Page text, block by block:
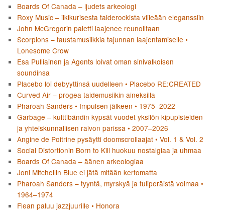
Boards Of Canada – ljudets arkeologi
Roxy Music – ilkikurisesta taiderockista viileään eleganssiin
John McGregorin paletti laajenee reunoiltaan
Scorpions – taustamusiikkia tajunnan laajentamiselle •
Lonesome Crow
Esa Pulliainen ja Agents loivat oman sinivalkoisen
soundinsa
Placebo loi debyyttinsä uudelleen • Placebo RE:CREATED
Curved Air – progea taidemusiikin aineksilla
Pharoah Sanders • Impulsen jälkeen • 1975–2022
Garbage – kulttibändin kypsät vuodet yksilön kipupisteiden
ja yhteiskunnallisen raivon parissa • 2007–2026
Angine de Poitrine pysäytti doomscrollaajat • Vol. 1 & Vol. 2
Social Distortionin Born to Kill huokuu nostalgiaa ja uhmaa
Boards Of Canada – äänen arkeologiaa
Joni Mitchellin Blue ei jätä mitään kertomatta
Pharoah Sanders – tyyntä, myrskyä ja tuliperäistä voimaa •
1964–1974
Flean paluu jazzjuurille • Honora